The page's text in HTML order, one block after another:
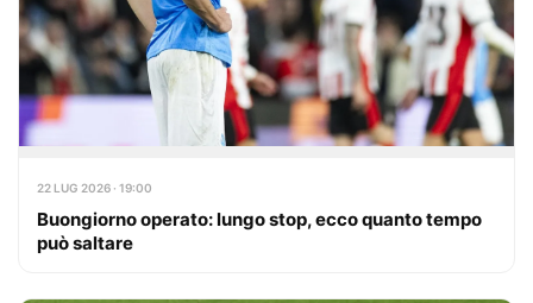
22 LUG 2026 · 19:00
Buongiorno operato: lungo stop, ecco quanto tempo
può saltare